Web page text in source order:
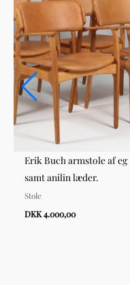
Erik Buch armstole af eg
samt anilin læder.
Stole
DKK 4.000,00